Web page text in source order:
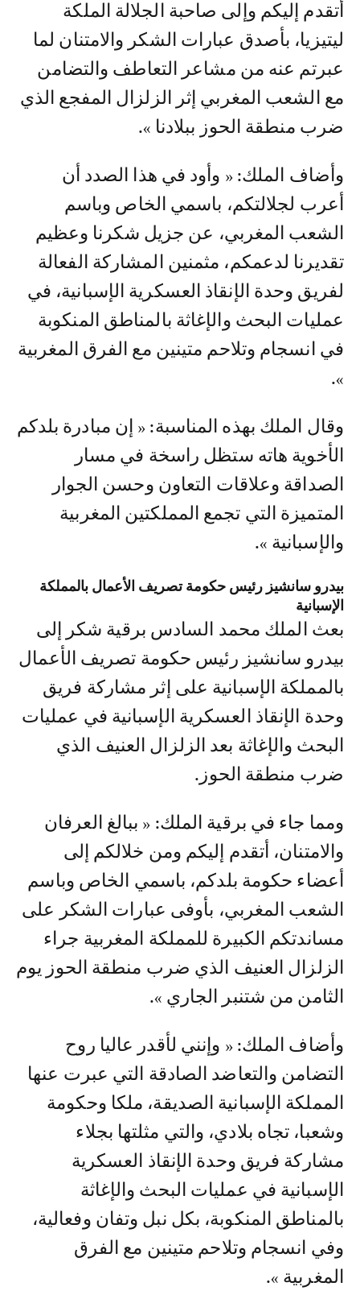
أتقدم إليكم وإلى صاحبة الجلالة الملكة
ليتيزيا، بأصدق عبارات الشكر والامتنان لما
عبرتم عنه من مشاعر التعاطف والتضامن
مع الشعب المغربي إثر الزلزال المفجع الذي
ضرب منطقة الحوز ببلادنا ».
وأضاف الملك: « وأود في هذا الصدد أن
أعرب لجلالتكم، باسمي الخاص وباسم
الشعب المغربي، عن جزيل شكرنا وعظيم
تقديرنا لدعمكم، مثمنين المشاركة الفعالة
لفريق وحدة الإنقاذ العسكرية الإسبانية، في
عمليات البحث والإغاثة بالمناطق المنكوبة
في انسجام وتلاحم متينين مع الفرق المغربية
».
وقال الملك بهذه المناسبة: « إن مبادرة بلدكم
الأخوية هاته ستظل راسخة في مسار
الصداقة وعلاقات التعاون وحسن الجوار
المتميزة التي تجمع المملكتين المغربية
والإسبانية ».
بيدرو سانشيز رئيس حكومة تصريف الأعمال بالمملكة
الإسبانية
بعث الملك محمد السادس برقية شكر إلى
بيدرو سانشيز رئيس حكومة تصريف الأعمال
بالمملكة الإسبانية على إثر مشاركة فريق
وحدة الإنقاذ العسكرية الإسبانية في عمليات
البحث والإغاثة بعد الزلزال العنيف الذي
ضرب منطقة الحوز.
ومما جاء في برقية الملك: « ببالغ العرفان
والامتنان، أتقدم إليكم ومن خلالكم إلى
أعضاء حكومة بلدكم، باسمي الخاص وباسم
الشعب المغربي، بأوفى عبارات الشكر على
مساندتكم الكبيرة للمملكة المغربية جراء
الزلزال العنيف الذي ضرب منطقة الحوز يوم
الثامن من شتنبر الجاري ».
وأضاف الملك: « وإنني لأقدر عاليا روح
التضامن والتعاضد الصادقة التي عبرت عنها
المملكة الإسبانية الصديقة، ملكا وحكومة
وشعبا، تجاه بلادي، والتي مثلتها بجلاء
مشاركة فريق وحدة الإنقاذ العسكرية
الإسبانية في عمليات البحث والإغاثة
بالمناطق المنكوبة، بكل نبل وتفان وفعالية،
وفي انسجام وتلاحم متينين مع الفرق
المغربية ».